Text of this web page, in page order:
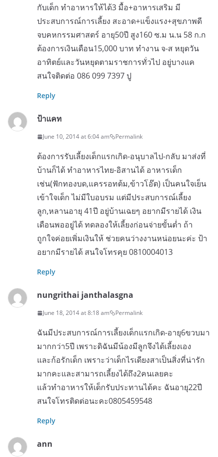
กับเด็ก ทำอาหารให้ได้3 มื้อ+อาหารเสริม มี
ประสบการณ์การเลี้ยง สะอาด+แข็งแรง+สุขภาพดี
จบคหกรรมศาสตร์ อายุ50ปี สูง160 ซ.ม น.น 58 ก.ก
ต้องการเงินเดือน15,000 บาท ทำงาน จ-ส หยุดวัน
อาทิตย์และวันหยุดตามราชการทั่วไป อยู่บางแค
สนใจติดต่อ 086 099 7397 ปู
Reply
ป้าแคท
June 10, 2014 at 6:04 am Permalink
ต้องการรับเลี้ยงเด็กแรกเกิด-อนุบาลไป-กลับ มาส่งที่
บ้านก็ได้ ทำอาหารไทย-อิสานได้ อาหารเด็ก
เช่น(ฟักทองบด,แครรอทต้ม,ข้าวโอ๊ต) เป็นคนใจเย็น
เข้าใจเด็ก ไม่มีใบอบรม แต่มีประสบการณ์เลี้ยง
ลูก,หลานอายุ 41ปี อยู่บ้านเฉยๆ อยากมีรายได้ เงิน
เดือนพออยู่ได้ ทดลองให้เลี้ยงก่อนจ่ายขั้นต่ำ ถ้า
ถูกใจค่อยเพิ่มเงินให้ ช่วยคนว่างงานหน่อยนะค่ะ ป้า
อยากมีรายได้ สนใจโทรคุย 0810004013
Reply
nungrithai janthalasgna
June 18, 2014 at 8:18 am Permalink
ฉันมีประสบการณ์การเลี้ยงเด็กแรกเกิด-อายุ6ขวบมา
มากกว่า5ปี เพราะดิฉันมีน้องมีลูกจึงได้เลี้ยงเอง
และก้อรักเด็ก เพราะว่าเด็กไรเดียงสาเป็นสิ่งที่น่ารัก
มากคะและสามารถเลี้ยงได้ถึง2คนเลยคะ
แล้วทำอาหารให้เด็กรับประทานได้คะ ฉันอายุ22ปี
สนใจโทรติดต่อนะคะ0805459548
Reply
ann